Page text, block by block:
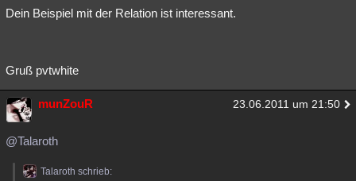
Dein Beispiel mit der Relation ist interessant.
Gruß pvtwhite
munZouR 23.06.2011 um 21:50
@Talaroth
Talaroth schrieb: